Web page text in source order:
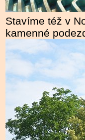
Stavíme též v
kamenné